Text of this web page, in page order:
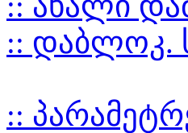
:: დაბლოკ.
::